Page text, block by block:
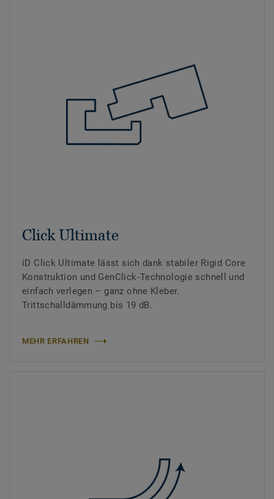
Click Ultimate
iD Click Ultimate lässt sich dank stabiler Rigid Core
Konstruktion und GenClick‑Technologie schnell und
einfach verlegen – ganz ohne Kleber.
Trittschalldämmung bis 19 dB.
MEHR ERFAHREN